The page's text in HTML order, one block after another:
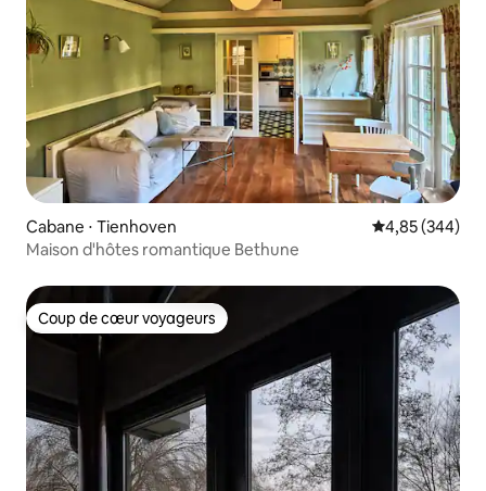
Cabane ⋅ Tienhoven Évaluation
4,85 (344)
Maison d'hôtes romantique Bethune
Coup de cœur voyageurs
Coup de cœur voyageurs